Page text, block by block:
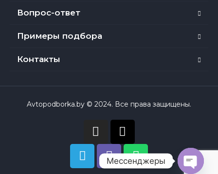
Вопрос-ответ
Примеры подбора
Контакты
Avtopodborka.by © 2024. Все права защищены.
Мессенджеры